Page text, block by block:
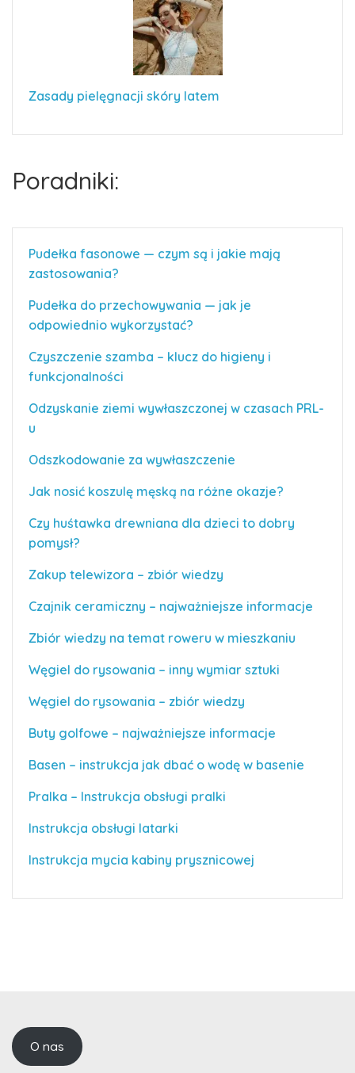
Zasady pielęgnacji skóry latem
Poradniki:
Pudełka fasonowe — czym są i jakie mają
zastosowania?
Pudełka do przechowywania — jak je
odpowiednio wykorzystać?
Czyszczenie szamba – klucz do higieny i
funkcjonalności
Odzyskanie ziemi wywłaszczonej w czasach PRL-
u
Odszkodowanie za wywłaszczenie
Jak nosić koszulę męską na różne okazje?
Czy huśtawka drewniana dla dzieci to dobry
pomysł?
Zakup telewizora – zbiór wiedzy
Czajnik ceramiczny – najważniejsze informacje
Zbiór wiedzy na temat roweru w mieszkaniu
Węgiel do rysowania – inny wymiar sztuki
Węgiel do rysowania – zbiór wiedzy
Buty golfowe – najważniejsze informacje
Basen – instrukcja jak dbać o wodę w basenie
Pralka – Instrukcja obsługi pralki
Instrukcja obsługi latarki
Instrukcja mycia kabiny prysznicowej
O nas